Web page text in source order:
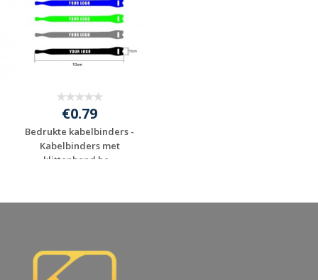
€0.79
Bedrukte kabelbinders -
Kabelbinders met
klittenband be...